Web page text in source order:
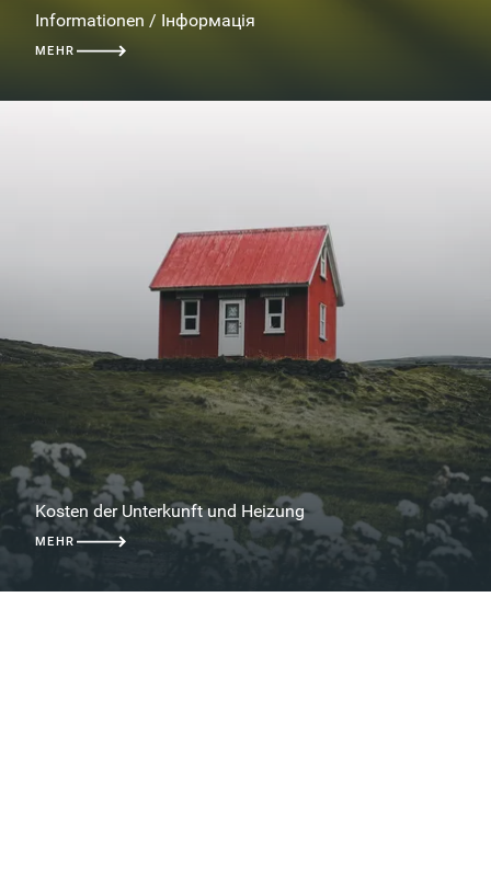
Informationen / Інформація
MEHR
Kosten der Unterkunft und Heizung
MEHR